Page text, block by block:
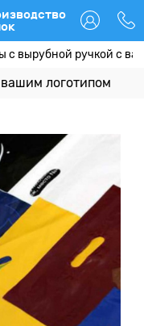
с вырубной ручкой с
логотипом